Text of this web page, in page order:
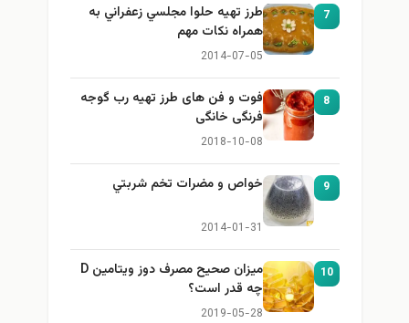
7
طرز تهيه حلوا مجلسي زعفراني به
همراه نكات مهم
2014-07-05
8
فوت و فن های طرز تهیه رب گوجه
فرنگی خانگی
2018-10-08
9 خواص و مضرات تخم شربتي
2014-01-31
10
میزان صحیح مصرف دوز ویتامین D
چه قدر است؟
2019-05-28